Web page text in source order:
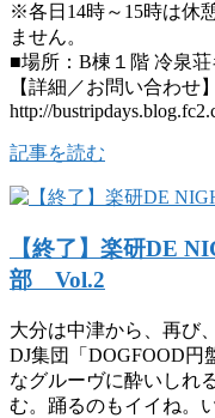
※各日14時～15時は休
ません。
■場所：B棟１階 冷泉
【詳細／お問い合わせ】
http://
記事を読む
【終了】楽研DE
部 Vol.2
大分は中津から、再び
DJ集団「DOGFOOD円
なグルーヴに酔いしれ
む。踊るのもイイね。